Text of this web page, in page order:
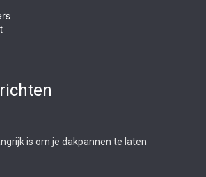
is om je dakpannen te laten